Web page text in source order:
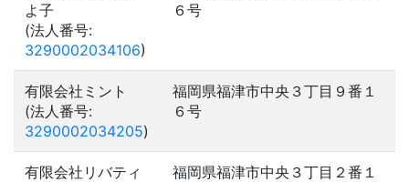
よ子
(法人番号:
3290002034106)
６号
有限会社ミント
(法人番号:
3290002034205)
福岡県福津市中央３丁目９番１
６号
有限会社リバティ
福岡県福津市中央３丁目２番１